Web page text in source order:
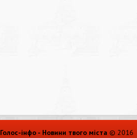
Голос-інфо - Новини твого міста © 2016